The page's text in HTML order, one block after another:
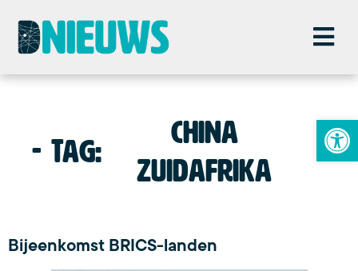
Tag:
china
zuidafrika
Bijeenkomst BRICS-landen